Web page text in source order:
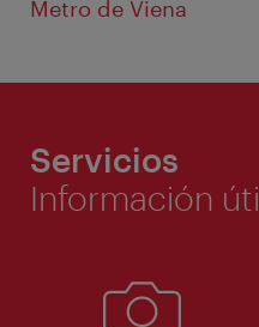
Metro de Viena
Servicios
Información útil